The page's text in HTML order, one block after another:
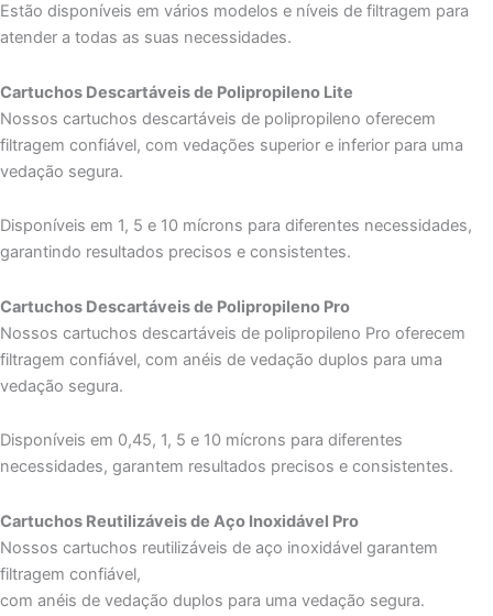
Estão disponíveis em vários modelos e níveis de filtragem para
atender a todas as suas necessidades.
Cartuchos Descartáveis ​​de Polipropileno Lite
Nossos cartuchos descartáveis ​​de polipropileno oferecem
filtragem confiável, com vedações superior e inferior para uma
vedação segura.
Disponíveis em 1, 5 e 10 mícrons para diferentes necessidades,
garantindo resultados precisos e consistentes.
Cartuchos Descartáveis ​​de Polipropileno Pro
Nossos cartuchos descartáveis ​​de polipropileno Pro oferecem
filtragem confiável, com anéis de vedação duplos para uma
vedação segura.
Disponíveis em 0,45, 1, 5 e 10 mícrons para diferentes
necessidades, garantem resultados precisos e consistentes.
Cartuchos Reutilizáveis ​​de Aço Inoxidável Pro
Nossos cartuchos reutilizáveis ​​de aço inoxidável garantem
filtragem confiável,
com anéis de vedação duplos para uma vedação segura.